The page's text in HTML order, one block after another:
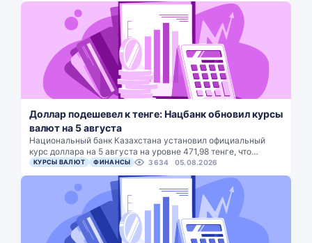
Доллар подешевел к тенге: Нацбанк обновил курсы
валют на 5 августа
Национальный банк Казахстана установил официальный
курс доллара на 5 августа на уровне 471,98 тенге, что…
КУРСЫ ВАЛЮТ ФИНАНСЫ 3634 05.08.2026